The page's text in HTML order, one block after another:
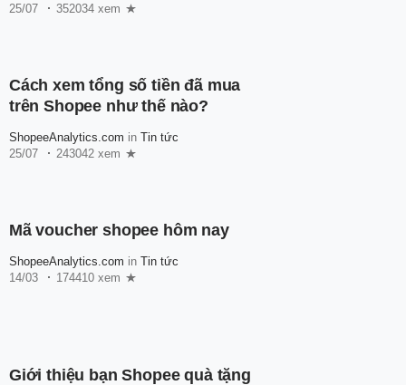
25/07
352034 xem
Cách xem tổng số tiền đã mua
trên Shopee như thế nào?
ShopeeAnalytics.com in Tin tức
25/07
243042 xem
Mã voucher shopee hôm nay
ShopeeAnalytics.com in Tin tức
14/03
174410 xem
Giới thiệu bạn Shopee quà tặng